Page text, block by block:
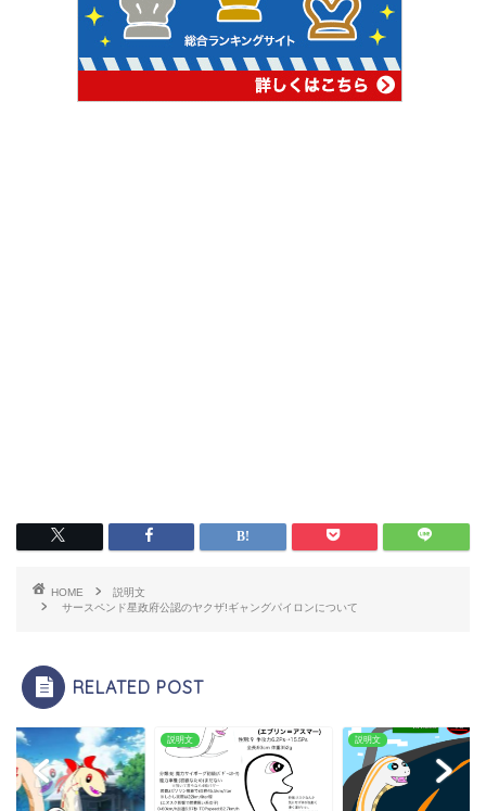
HOME
説明文
サースペンド星政府公認のヤクザ!ギャングパイロンについて
RELATED POST
説明文 説明文